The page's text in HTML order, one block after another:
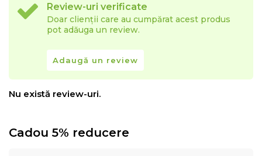
Review-uri verificate
Doar clienții care au cumpărat acest produs
pot adăuga un review.
Adaugă un review
Nu există review-uri.
Cadou 5% reducere